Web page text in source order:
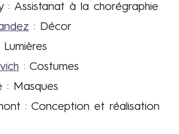
: Assistanat à la chorégraphie
: Décor
Lumières
: Costumes
: Masques
: Conception et réalisation